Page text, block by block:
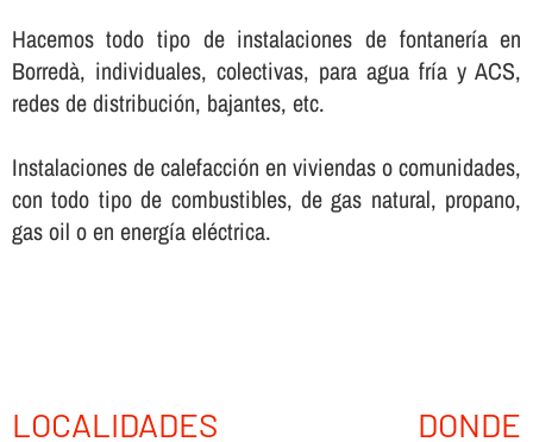
Hacemos todo tipo de instalaciones de fontanerí­a en
Borredà, individuales, colectivas, para agua frí­a y ACS,
redes de distribución, bajantes, etc.
Instalaciones de calefacción en viviendas o comunidades,
con todo tipo de combustibles, de gas natural, propano,
gas oil o en energí­a eléctrica.
LOCALIDADES DONDE